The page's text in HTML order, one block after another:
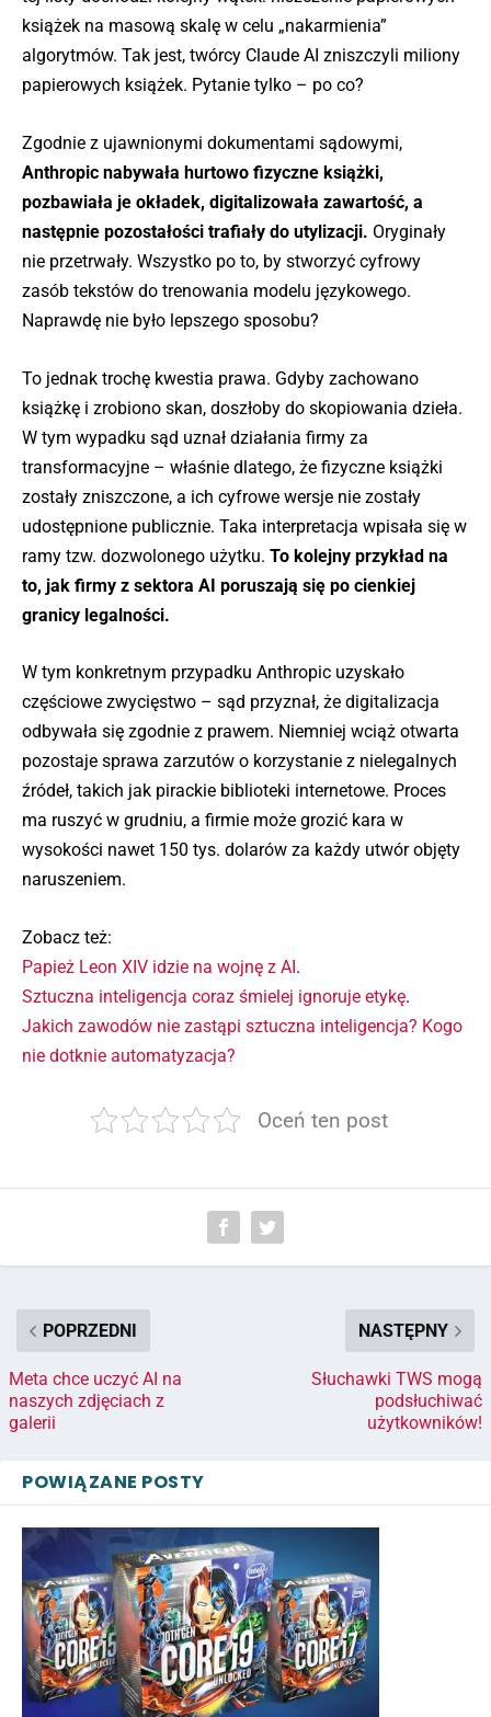
książek na masową skalę w celu „nakarmienia”
algorytmów. Tak jest, twórcy Claude AI zniszczyli miliony
papierowych książek. Pytanie tylko – po co?
Zgodnie z ujawnionymi dokumentami sądowymi,
Anthropic nabywała hurtowo fizyczne książki,
pozbawiała je okładek, digitalizowała zawartość, a
następnie pozostałości trafiały do utylizacji. Oryginały
nie przetrwały. Wszystko po to, by stworzyć cyfrowy
zasób tekstów do trenowania modelu językowego.
Naprawdę nie było lepszego sposobu?
To jednak trochę kwestia prawa. Gdyby zachowano
książkę i zrobiono skan, doszłoby do skopiowania dzieła.
W tym wypadku sąd uznał działania firmy za
transformacyjne – właśnie dlatego, że fizyczne książki
zostały zniszczone, a ich cyfrowe wersje nie zostały
udostępnione publicznie. Taka interpretacja wpisała się w
ramy tzw. dozwolonego użytku. To kolejny przykład na
to, jak firmy z sektora AI poruszają się po cienkiej
granicy legalności.
W tym konkretnym przypadku Anthropic uzyskało
częściowe zwycięstwo – sąd przyznał, że digitalizacja
odbywała się zgodnie z prawem. Niemniej wciąż otwarta
pozostaje sprawa zarzutów o korzystanie z nielegalnych
źródeł, takich jak pirackie biblioteki internetowe. Proces
ma ruszyć w grudniu, a firmie może grozić kara w
wysokości nawet 150 tys. dolarów za każdy utwór objęty
naruszeniem.
Zobacz też:
Papież Leon XIV idzie na wojnę z AI.
Sztuczna inteligencja coraz śmielej ignoruje etykę.
Jakich zawodów nie zastąpi sztuczna inteligencja? Kogo
nie dotknie automatyzacja?
Oceń ten post
POPRZEDNI
Meta chce uczyć AI na
naszych zdjęciach z
galerii
NASTĘPNY
Słuchawki TWS mogą
podsłuchiwać
użytkowników!
POWIĄZANE POSTY